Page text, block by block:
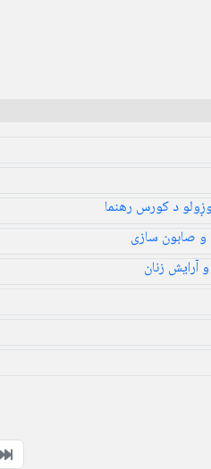
د کورس رهنما
صابون سازی
آرایش زنان